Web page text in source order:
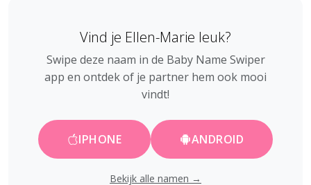
Vind je Ellen-Marie leuk?
Swipe deze naam in de Baby Name Swiper
app en ontdek of je partner hem ook mooi
vindt!
IPHONE ANDROID
Bekijk alle namen →